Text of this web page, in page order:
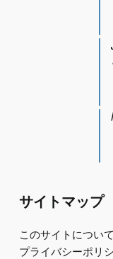
サイトマップ
このサイトについて
プライバシーポリ